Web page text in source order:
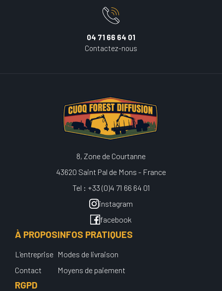
04 71 66 64 01
Contactez-nous
8, Zone de Courtanne
43620 Saint Pal de Mons - France
Tel : +33 (0)4 71 66 64 01
instagram
facebook
À PROPOS
L'entreprise
Contact
INFOS PRATIQUES
Modes de livraison
Moyens de paiement
RGPD